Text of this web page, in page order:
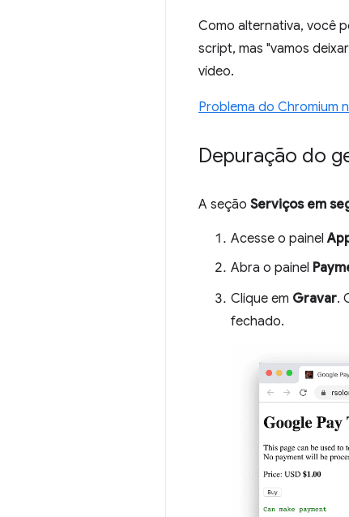
Como alternativa, você
script, mas "vamos
vídeo.
Problema do Chromium
Depuração do
A seção Serviços em
Acesse o painel
Abra o painel
Clique em Gravar.
fechado.